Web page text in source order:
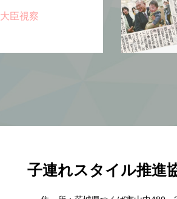
大臣視察
子連れスタイル推進